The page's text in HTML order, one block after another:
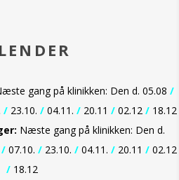
gang på klinikken: Den d. 05.08 /
/ 23.10. / 04.11. / 20.11 / 02.12 / 18.12
Næste gang på klinikken: Den d.
/ 07.10. / 23.10. / 04.11. / 20.11 / 02.12
/18.12